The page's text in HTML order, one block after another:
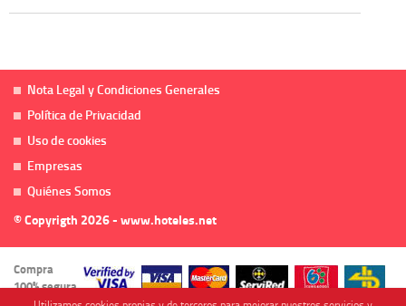
Nota Legal y Condiciones Generales
Política de Privacidad
Uso de cookies
Empresas
Quiénes Somos
© Copyrigth 2026 - www.hoteles.net
Compra
100% segura